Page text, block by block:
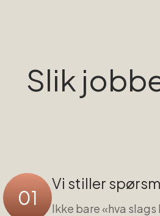
Slik
01
Vi stiller
Ikke bare «hva